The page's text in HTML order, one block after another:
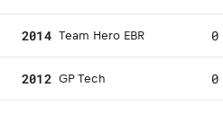
2014 Team Hero EBR 0
2012 GP Tech 0